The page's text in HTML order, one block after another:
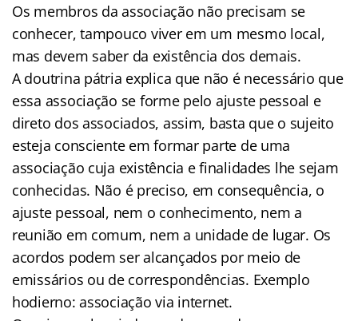
Os membros da associação não precisam se
conhecer, tampouco viver em um mesmo local,
mas devem saber da existência dos demais.
A doutrina pátria explica que não é necessário que
essa associação se forme pelo ajuste pessoal e
direto dos associados, assim, basta que o sujeito
esteja consciente em formar parte de uma
associação cuja existência e finalidades lhe sejam
conhecidas. Não é preciso, em consequência, o
ajuste pessoal, nem o conhecimento, nem a
reunião em comum, nem a unidade de lugar. Os
acordos podem ser alcançados por meio de
emissários ou de correspondências. Exemplo
hodierno: associação via internet.